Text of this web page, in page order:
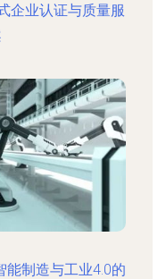
企业认证与质量服
能制造与工业4.0的